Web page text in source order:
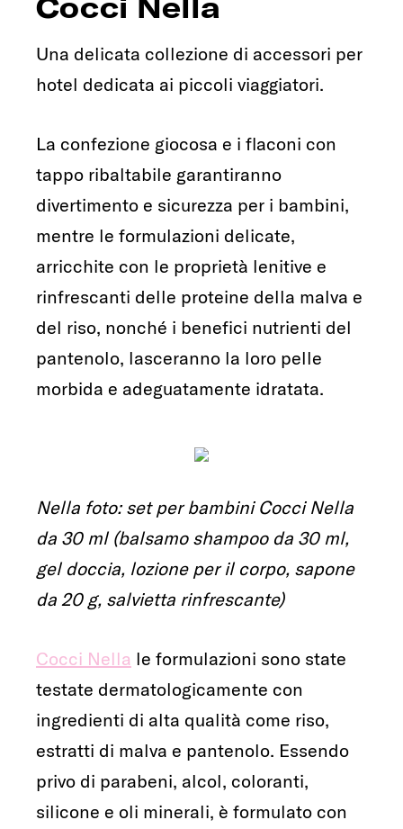
Una delicata collezione di accessori per
hotel dedicata ai piccoli viaggiatori.
La confezione giocosa e i flaconi con
tappo ribaltabile garantiranno
divertimento e sicurezza per i bambini,
mentre le formulazioni delicate,
arricchite con le proprietà lenitive e
rinfrescanti delle proteine della malva e
del riso, nonché i benefici nutrienti del
pantenolo, lasceranno la loro pelle
morbida e adeguatamente idratata.
Nella foto: set per bambini Cocci Nella
da 30 ml (balsamo shampoo da 30 ml,
gel doccia, lozione per il corpo, sapone
da 20 g, salvietta rinfrescante)
Cocci Nella le formulazioni sono state
testate dermatologicamente con
ingredienti di alta qualità come riso,
estratti di malva e pantenolo. Essendo
privo di parabeni, alcol, coloranti,
silicone e oli minerali, è formulato con